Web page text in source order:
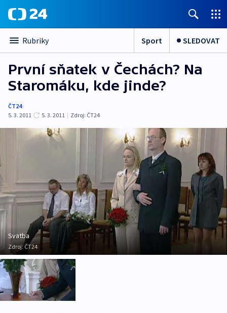
Rubriky Sport SLEDOVAT
První sňatek v Čechách? Na
Staromáku, kde jinde?
ČT24
5. 3. 2011
5. 3. 2011 | Zdroj: ČT24
Svatba
Zdroj:ČT24